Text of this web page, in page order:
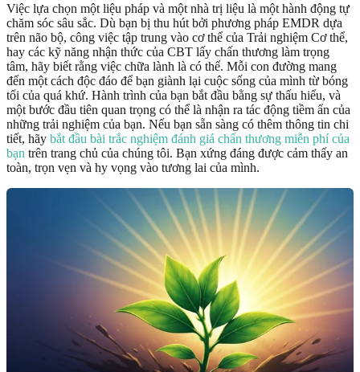
Việc lựa chọn một liệu pháp và một nhà trị liệu là một hành động tự
chăm sóc sâu sắc. Dù bạn bị thu hút bởi phương pháp EMDR dựa
trên não bộ, công việc tập trung vào cơ thể của Trải nghiệm Cơ thể,
hay các kỹ năng nhận thức của CBT lấy chấn thương làm trọng
tâm, hãy biết rằng việc chữa lành là có thể. Mỗi con đường mang
đến một cách độc đáo để bạn giành lại cuộc sống của mình từ bóng
tối của quá khứ. Hành trình của bạn bắt đầu bằng sự thấu hiểu, và
một bước đầu tiên quan trọng có thể là nhận ra tác động tiềm ẩn của
những trải nghiệm của bạn. Nếu bạn sẵn sàng có thêm thông tin chi
tiết, hãy bắt đầu bài trắc nghiệm đánh giá chấn thương miễn phí của
bạn trên trang chủ của chúng tôi. Bạn xứng đáng được cảm thấy an
toàn, trọn vẹn và hy vọng vào tương lai của mình.